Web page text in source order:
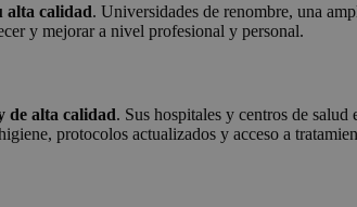
alta calidad. Universidades de renombre, una
y mejorar a nivel profesional y personal.
de alta calidad. Sus hospitales y centros de
protocolos actualizados y acceso a